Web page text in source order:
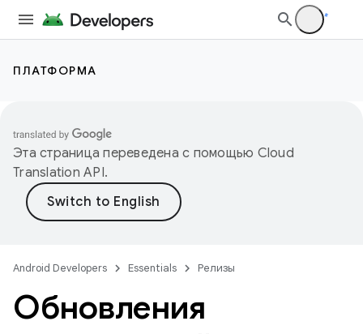
ПЛАТФОРМА
Эта страница переведена с помощью Cloud
Translation API.
Android Developers Essentials Релизы
Обновления